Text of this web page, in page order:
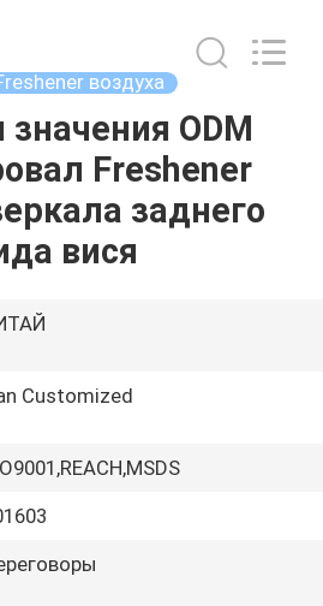
воздуха
ODM
Freshener
заднего
вися
Customized